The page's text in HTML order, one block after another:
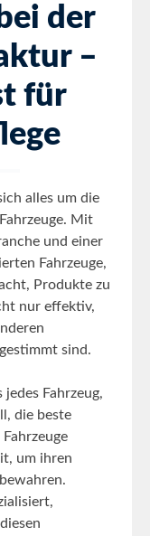
der
–
für
alles um die
Mit
und einer
Fahrzeuge,
Produkte zu
nur effektiv,
sind.
Fahrzeug,
die beste
um ihren